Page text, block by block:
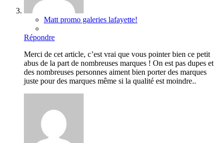
Matt promo galeries lafayette!
Répondre
Merci de cet article, c’est vrai que vous pointer bien ce petit
abus de la part de nombreuses marques ! On est pas dupes et
des nombreuses personnes aiment bien porter des marques
juste pour des marques même si la qualité est moindre..